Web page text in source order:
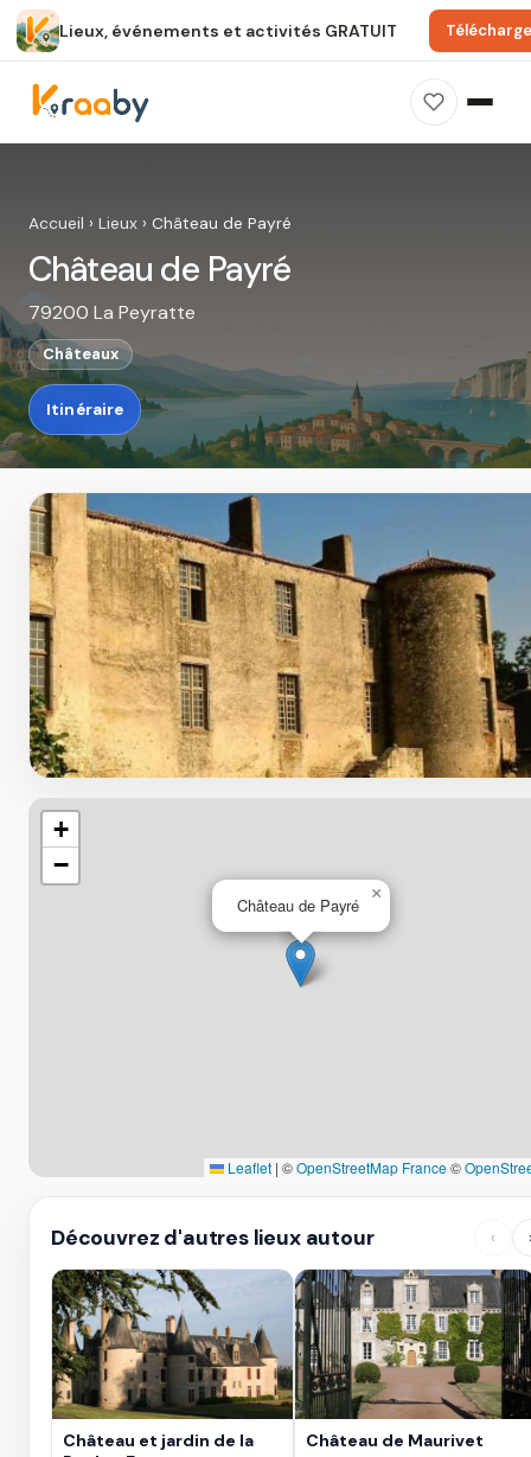
Lieux, événements et activités GRATUIT
spot dans Kraaby.
Ouvrir dans Kraaby
Accueil › Lieux › Château de Payré
Château de Payré
79200 La Peyratte
Châteaux
Itinéraire
Château de Payré
×
+
−
Leaflet | ©OpenStreetMap France©
Découvrez d'autres lieux autour ‹
Château et jardin de la
Château de Maurivet